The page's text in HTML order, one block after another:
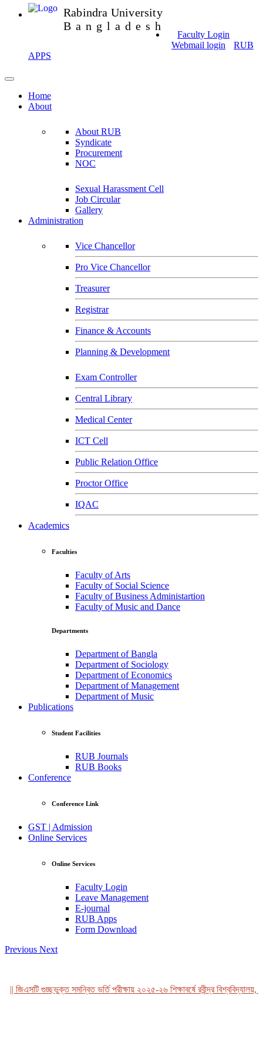
Rabindra University
Bangladesh
Faculty Login
Webmail login
RUB
APPS
Home
About
About RUB
Syndicate
Procurement
NOC
Sexual Harassment Cell
Job Circular
Gallery
Administration
Vice Chancellor
Pro Vice Chancellor
Treasurer
Registrar
Finance & Accounts
Planning & Development
Exam Controller
Central Library
Medical Center
ICT Cell
Public Relation Office
Proctor Office
IQAC
Academics
Faculties
Faculty of Arts
Faculty of Social Science
Faculty of Business Administartion
Faculty of Music and Dance
Departments
Department of Bangla
Department of Sociology
Department of Economics
Department of Management
Department of Music
Publications
Student Facilities
RUB Journals
RUB Books
Conference
Conference Link
GST | Admission
Online Services
Online Services
Faculty Login
Leave Management
E-journal
RUB Apps
Form Download
Previous Next
জিএসটি গুচ্ছভুক্ত সমন্বিত ভর্তি পরীক্ষায় ২০২৫-২৬ শিক্ষাবর্ষে রবীন্দ্র বিশ্ববিদ্যালয়,